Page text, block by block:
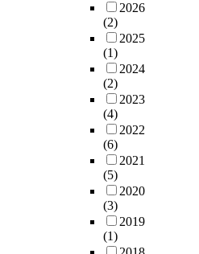
2026
(2)
2025
(1)
2024
(2)
2023
(4)
2022
(6)
2021
(5)
2020
(3)
2019
(1)